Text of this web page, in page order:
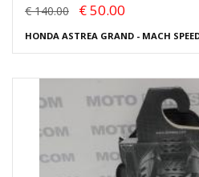
€ 140.00 € 50.00
HONDA ASTREA GRAND - MACH